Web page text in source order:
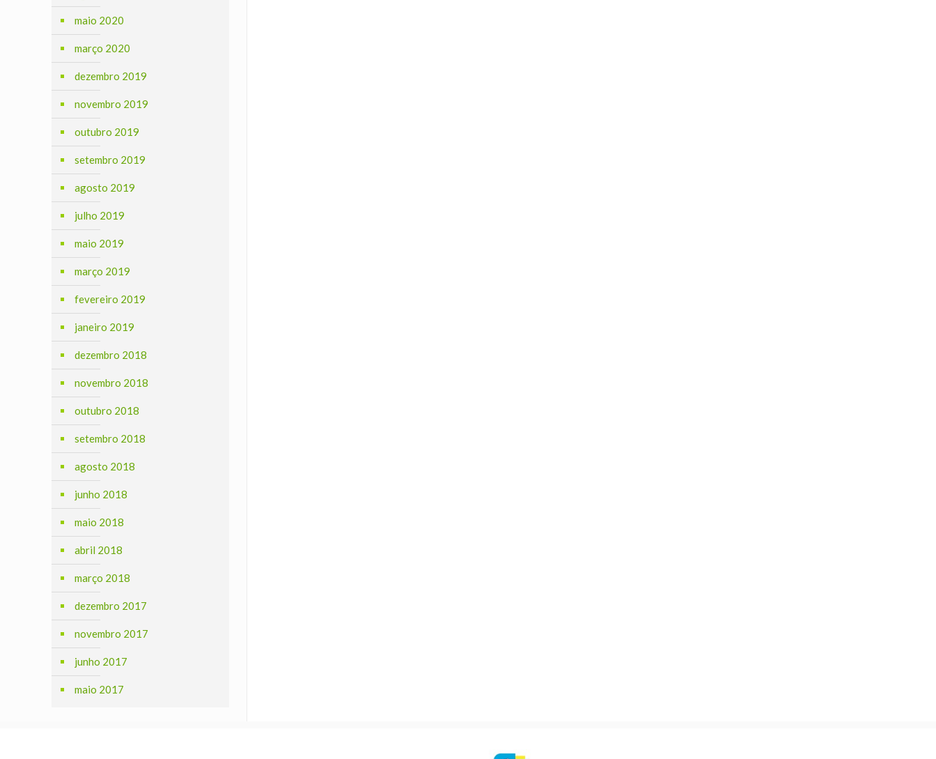
maio 2020
março 2020
dezembro 2019
novembro 2019
outubro 2019
setembro 2019
agosto 2019
julho 2019
maio 2019
março 2019
fevereiro 2019
janeiro 2019
dezembro 2018
novembro 2018
outubro 2018
setembro 2018
agosto 2018
junho 2018
maio 2018
abril 2018
março 2018
dezembro 2017
novembro 2017
junho 2017
maio 2017